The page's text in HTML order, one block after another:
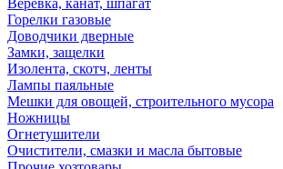
Веревка, канат, шпагат
Горелки газовые
Доводчики дверные
Замки, защелки
Изолента, скотч, ленты
Лампы паяльные
Мешки для овощей, строительного мусора
Ножницы
Огнетушители
Очистители, смазки и масла бытовые